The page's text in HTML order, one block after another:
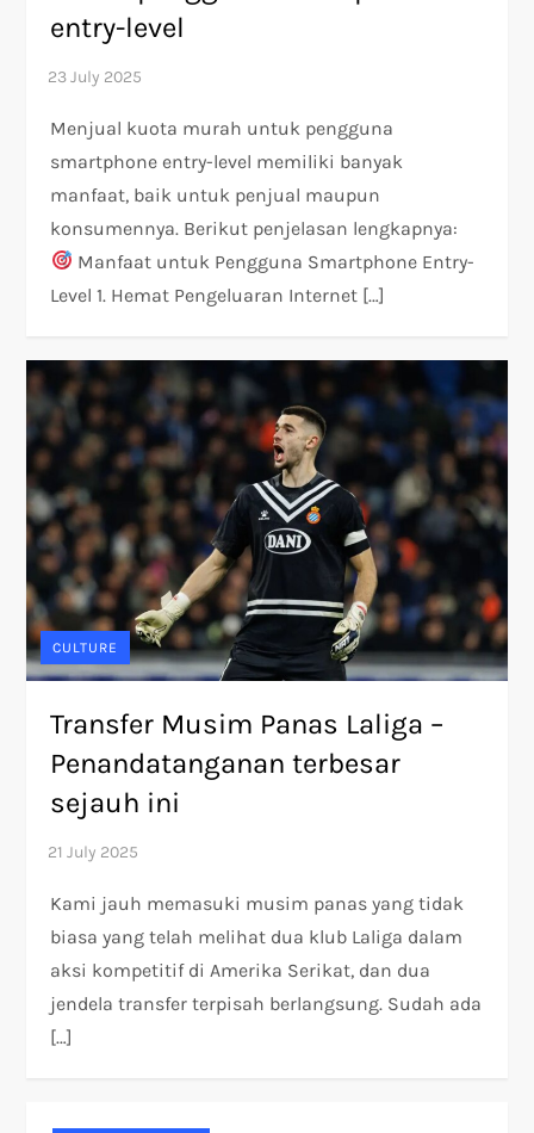
entry-level
Menjual kuota murah untuk pengguna
smartphone entry-level memiliki banyak
manfaat, baik untuk penjual maupun
konsumennya. Berikut penjelasan lengkapnya:
Manfaat untuk Pengguna Smartphone Entry-
Level 1. Hemat Pengeluaran Internet […]
CULTURE
Transfer Musim Panas Laliga –
Penandatanganan terbesar
sejauh ini
Kami jauh memasuki musim panas yang tidak
biasa yang telah melihat dua klub Laliga dalam
aksi kompetitif di Amerika Serikat, dan dua
jendela transfer terpisah berlangsung. Sudah ada
[…]